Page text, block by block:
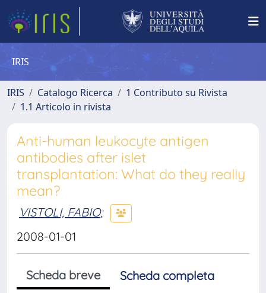
IRIS
IRIS Catalogo Ricerca
1 Contributo su Rivista
1.1 Articolo in rivista
Anti-human leukocyte antigen
antibodies after islet
transplantation: What do they really
mean?
VISTOLI, FABIO;
2008-01-01
Scheda breve
Scheda completa